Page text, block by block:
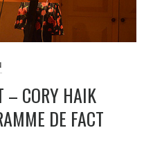
– CORY HAIK
DE FACT